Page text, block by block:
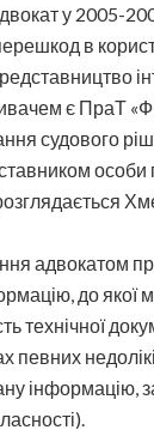
у 2005-
в
є ПраТ
судового
адвокатом
до якої
технічної
певних
інформацію,